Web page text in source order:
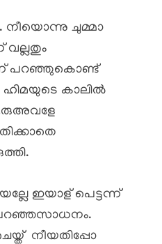
നീയൊന്നു ചുമ്മാ
പറഞ്ഞുകൊണ്ട്
കാലിൽ
ഇയാള് പെട്ടന്ന്
പറഞ്ഞസാധനം.
നീയതിപ്പോ